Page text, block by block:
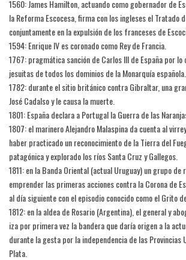
1560: James Hamilton, actuando como gobernador de
la Reforma Escocesa, firma con los ingleses el Tratado
conjuntamente en la expulsión de los franceses de
1594: Enrique IV es coronado como Rey de Francia.
1767: pragmática sanción de Carlos III de España por lo
jesuitas de todos los dominios de la Monarquía española.
1782: durante el sitio británico contra Gibraltar, una
José Cadalso y le causa la muerte.
1801: España declara a Portugal la Guerra de las
1807: el marinero Alejandro Malaspina da cuenta al
haber practicado un reconocimiento de la Tierra del
patagónica y explorado los ríos Santa Cruz y Gallegos.
1811: en la Banda Oriental (actual Uruguay) un grupo de
emprender las primeras acciones contra la Corona de
al día siguiente con el episodio conocido como el Grito
1812: en la aldea de Rosario (Argentina), el general y
iza por primera vez la bandera que daría origen a la
durante la gesta por la independencia de las Provincias
Plata.